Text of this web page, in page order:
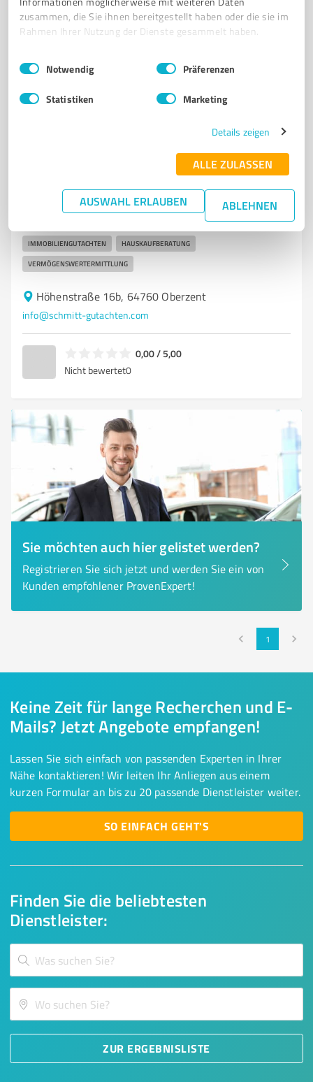
zusammen, die Sie ihnen bereitgestellt haben oder die sie im
Rahmen Ihrer Nutzung der Dienste gesammelt haben.
Impressum Datenschutzbestimmungen
Einwilligungsauswahl
Notwendig Präferenzen
Statistiken Marketing
Details zeigen
ALLE ZULASSEN
AUSWAHL ERLAUBEN ABLEHNEN
Friedrich-Ebert-Straße 14, 64720 Michelstadt
5,00 / 5,00
2Bewertungen (1 Quelle)
Info@schmitt-gutachten.com
Immobilienbewertung, Beratung.
Verkehswertgutachten für Grundstücke und Gebäude
IMMOBILIENGUTACHTEN HAUSKAUFBERATUNG
VERMÖGENSWERTERMITTLUNG
Höhenstraße 16b, 64760 Oberzent
info@schmitt-gutachten.com
0,00 / 5,00
Nicht bewertet0
Sie möchten auch hier gelistet werden?
Registrieren Sie sich jetzt und werden Sie ein von
Kunden empfohlener ProvenExpert!
1
Finden Sie die beliebtesten
Dienstleister:
ZUR ERGEBNISLISTE
Keine Zeit für lange Recherchen und E-
Mails? Jetzt Angebote empfangen!
Lassen Sie sich einfach von passenden Experten in Ihrer
Nähe kontaktieren! Wir leiten Ihr Anliegen aus einem
kurzen Formular an bis zu 20 passende Dienstleister weiter.
SO EINFACH GEHT'S